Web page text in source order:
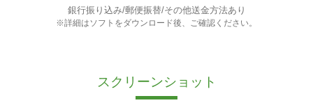
銀行振り込み/郵便振替/その他送金方法あり
※詳細はソフトをダウンロード後、ご確認ください。
スクリーンショット